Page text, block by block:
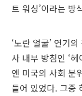
트 워싱’이라는 방
‘노란 얼굴’ 연기
사 내부 방침인 ‘
엔 미국의 사회 분
들어 있었다. 그중